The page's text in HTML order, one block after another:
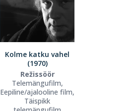
Kolme katku vahel
(1970)
Režissöör
Telemängufilm,
Eepiline/ajalooline film,
Täispikk